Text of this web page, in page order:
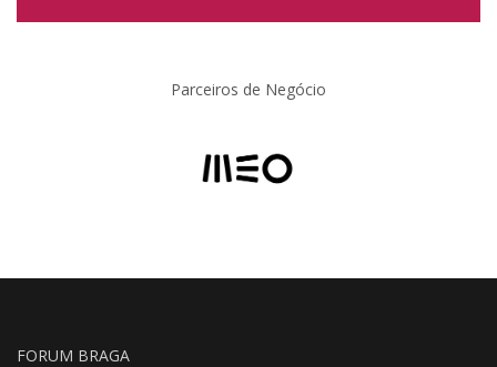
Parceiros de Negócio
FORUM BRAGA